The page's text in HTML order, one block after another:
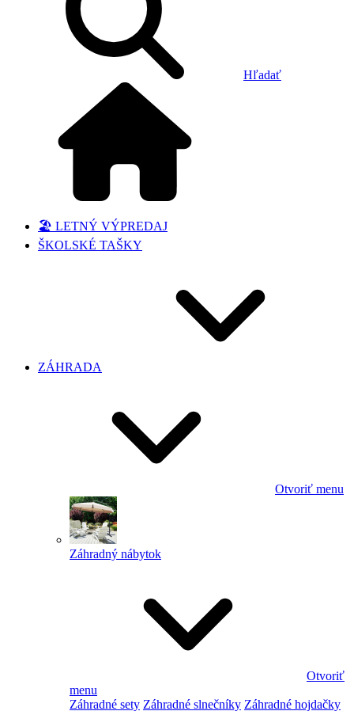
Hľadať
🏖️ LETNÝ VÝPREDAJ
ŠKOLSKÉ TAŠKY
ZÁHRADA
Otvoriť menu
Záhradný nábytok
Otvoriť
menu
Záhradné sety Záhradné slnečníky Záhradné hojdačky